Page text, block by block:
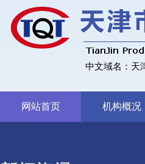
中文域名：天
网站首页 机构概况